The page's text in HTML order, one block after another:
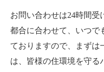
お問い合わせは24時間
都合に合わせて、いつで
ておりますので、まずは
は、皆様の住環境を守る